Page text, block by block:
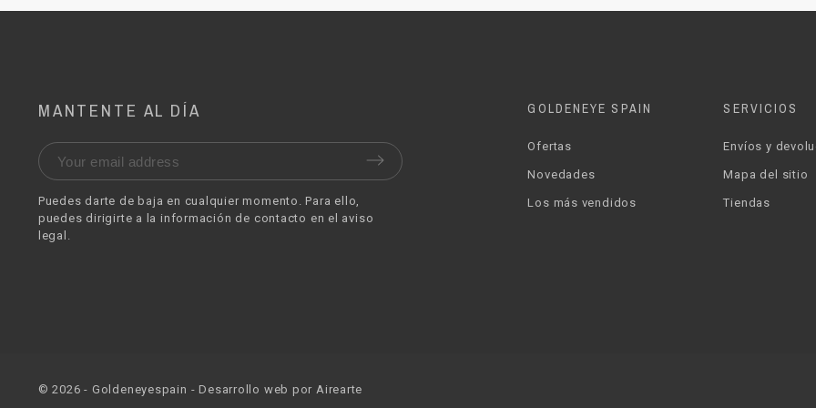
MANTENTE AL DÍA
Puedes darte de baja en cualquier momento. Para ello,
puedes dirigirte a la información de contacto en el aviso
legal.
GOLDENEYE SPAIN
Ofertas
Novedades
Los más vendidos
SERVICIOS
Envíos y
Mapa del sitio
Tiendas
©2026 - Goldeneyespain - Desarrollo web por Airearte